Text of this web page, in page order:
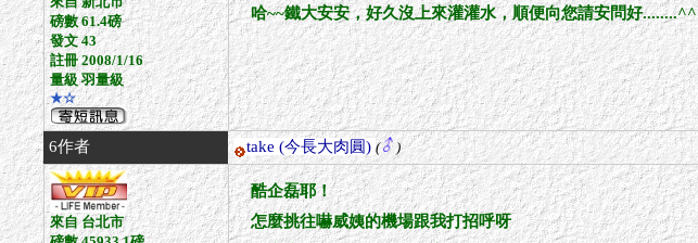
磅數 61.4磅
發文 43
註冊 2008/1/16
量級 羽量級
★☆
哈~~鐵大安安，好久沒上來灌灌水，順便向您請安問好........^^
6作者 take (今長大肉圓) ( )
來自 台北市
酷企磊耶！
怎麼挑往嚇威姨的機場跟我打招呼呀